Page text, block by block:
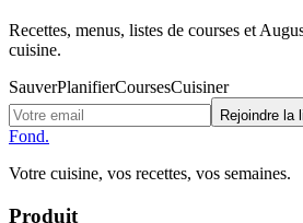
Recettes, menus, listes de courses et
cuisine.
SauverPlanifierCoursesCuisiner
Rejoindre la
Fond.
Votre cuisine, vos recettes, vos semaines.
Produit